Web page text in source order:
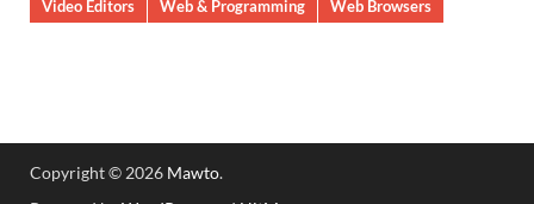
Video Editors
Web & Programming Web Browsers
Copyright © 2026 Mawto.